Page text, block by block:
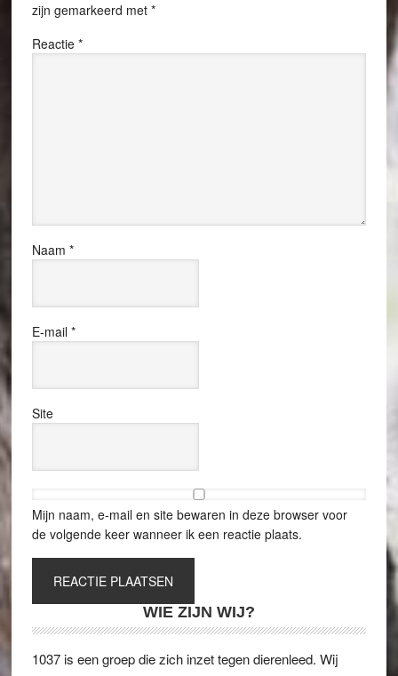
zijn gemarkeerd met *
Reactie *
Naam *
E-mail *
Site
Mijn naam, e-mail en site bewaren in deze browser voor
de volgende keer wanneer ik een reactie plaats.
WIE ZIJN WIJ?
1037 is een groep die zich inzet tegen dierenleed. Wij